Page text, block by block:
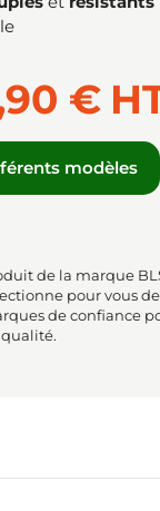
€
modèles
de la marque
pour vous
de confiance